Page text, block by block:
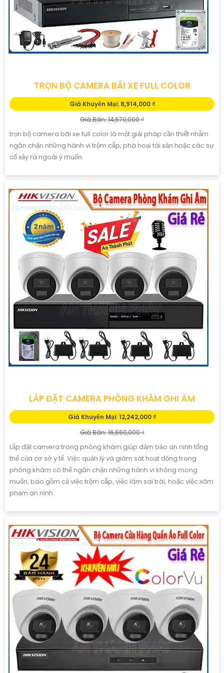
TRỌN BỘ CAMERA BÃI XE FULL COLOR
Giá Khuyến Mại: 8,914,000 ₫
Giá Bán: 14,670,000 ₫
trọn bộ camera bãi xe full color là một giải pháp cần thiết nhằm
ngăn chặn những hành vi trộm cắp, phá hoại tài sản hoặc các sự
cố xảy ra ngoài ý muốn.
LẮP ĐẶT CAMERA PHÒNG KHÁM GHI ÂM
Giá Khuyến Mại: 12,242,000 ₫
Giá Bán: 16,660,000 ₫
Lắp đặt camera trong phòng khám giúp đảm bảo an ninh tổng
thể của cơ sở y tế. Việc quản lý và giám sát hoạt động trong
phòng khám có thể ngăn chặn những hành vi không mong
muốn, bao gồm cả việc trộm cắp, việc làm sai trái, hoặc việc xâm
phạm an ninh